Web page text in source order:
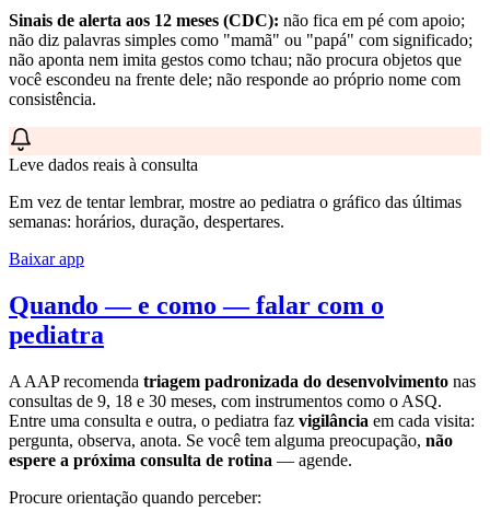
Sinais de alerta aos 12 meses (CDC): não fica em pé com apoio;
não diz palavras simples como "mamã" ou "papá" com significado;
não aponta nem imita gestos como tchau; não procura objetos que
você escondeu na frente dele; não responde ao próprio nome com
consistência.
Leve dados reais à consulta
Em vez de tentar lembrar, mostre ao pediatra o gráfico das últimas
semanas: horários, duração, despertares.
Baixar app
Quando — e como — falar com o
pediatra
A AAP recomenda triagem padronizada do desenvolvimento nas
consultas de 9, 18 e 30 meses, com instrumentos como o ASQ.
Entre uma consulta e outra, o pediatra faz vigilância em cada visita:
pergunta, observa, anota. Se você tem alguma preocupação, não
espere a próxima consulta de rotina — agende.
Procure orientação quando perceber: